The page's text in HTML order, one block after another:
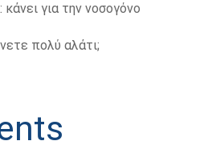
κάνει για την νοσογόνο
πολύ αλάτι;